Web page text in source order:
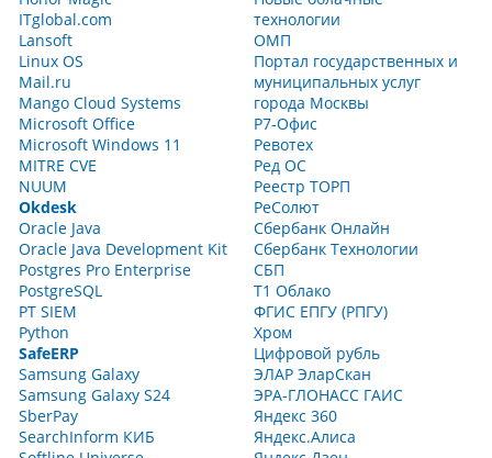
ITglobal.com
Lansoft
Linux OS
Mail.ru
Mango Cloud Systems
Microsoft Office
Microsoft Windows 11
MITRE CVE
NUUM
Okdesk
Oracle Java
Oracle Java Development Kit
Postgres Pro Enterprise
PostgreSQL
PT SIEM
Python
SafeERP
Samsung Galaxy
Samsung Galaxy S24
SberPay
SearchInform КИБ
технологии
ОМП
Портал государственных и
муниципальных услуг
города Москвы
Р7-Офис
Ревотех
Ред ОС
Реестр ТОРП
РеСолют
Сбербанк Онлайн
Сбербанк Технологии
СБП
Т1 Облако
ФГИС ЕПГУ (РПГУ)
Хром
Цифровой рубль
ЭЛАР ЭларСкан
ЭРА-ГЛОНАСС ГАИС
Яндекс 360
Яндекс.Алиса